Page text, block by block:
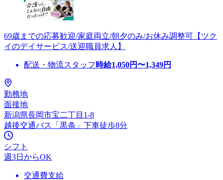
69歳までの応募歓迎/家庭両立/朝夕のみ/お休み調整可【ツク
イのデイサービス/送迎職員求人】
配送・物流スタッフ 時給1,050円〜1,349円
勤務地
面接地
新潟県長岡市宝二丁目1-8
越後交通バス「黒条」下車徒歩8分
シフト
週3日からOK
交通費支給